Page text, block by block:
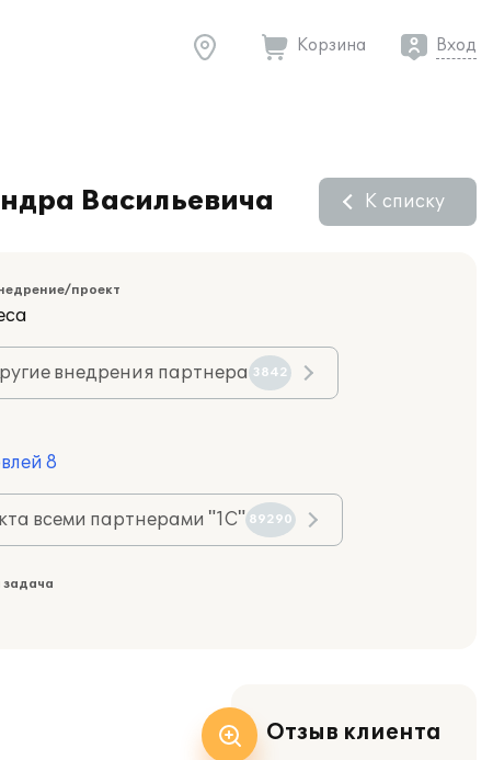
Корзина Вход
Васильевича К списку
проект
внедрения партнера 3842
8
всеми партнерами "1С" 89290
Отзыв клиента